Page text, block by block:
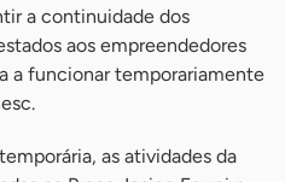
a continuidade dos
aos empreendedores
a funcionar temporariamente
as atividades da